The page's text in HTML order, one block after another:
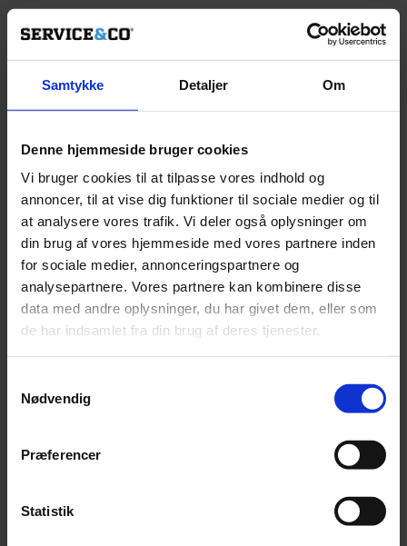
Samtykke Detaljer Om
Denne hjemmeside bruger cookies
Vi bruger cookies til at tilpasse vores indhold og
annoncer, til at vise dig funktioner til sociale medier og til
at analysere vores trafik. Vi deler også oplysninger om
din brug af vores hjemmeside med vores partnere inden
for sociale medier, annonceringspartnere og
analysepartnere. Vores partnere kan kombinere disse
data med andre oplysninger, du har givet dem, eller som
de har indsamlet fra din brug af deres tjenester.
Nødvendig
Præferencer
Statistik
Malta
Afrejse:
Pris 29.995,-